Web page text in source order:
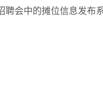
聘会中的摊位信息发布